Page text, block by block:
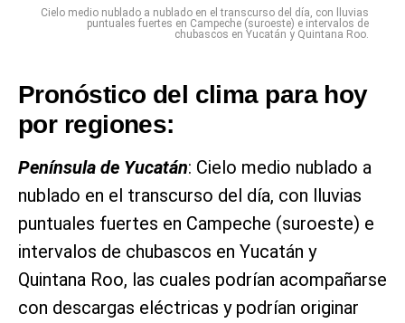
Cielo medio nublado a nublado en el transcurso del día, con lluvias
puntuales fuertes en Campeche (suroeste) e intervalos de
chubascos en Yucatán y Quintana Roo.
Pronóstico del clima para hoy
por regiones:
Península de Yucatán: Cielo medio nublado a
nublado en el transcurso del día, con lluvias
puntuales fuertes en Campeche (suroeste) e
intervalos de chubascos en Yucatán y
Quintana Roo, las cuales podrían acompañarse
con descargas eléctricas y podrían originar